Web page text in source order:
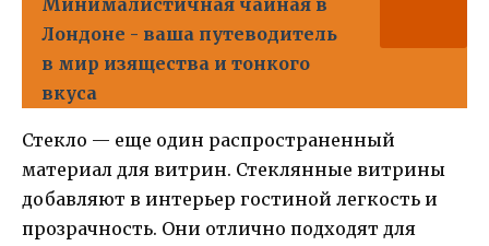
Минималистичная чайная в
Лондоне - ваша путеводитель
в мир изящества и тонкого
вкуса
Стекло — еще один распространенный
материал для витрин. Стеклянные витрины
добавляют в интерьер гостиной легкость и
прозрачность. Они отлично подходят для